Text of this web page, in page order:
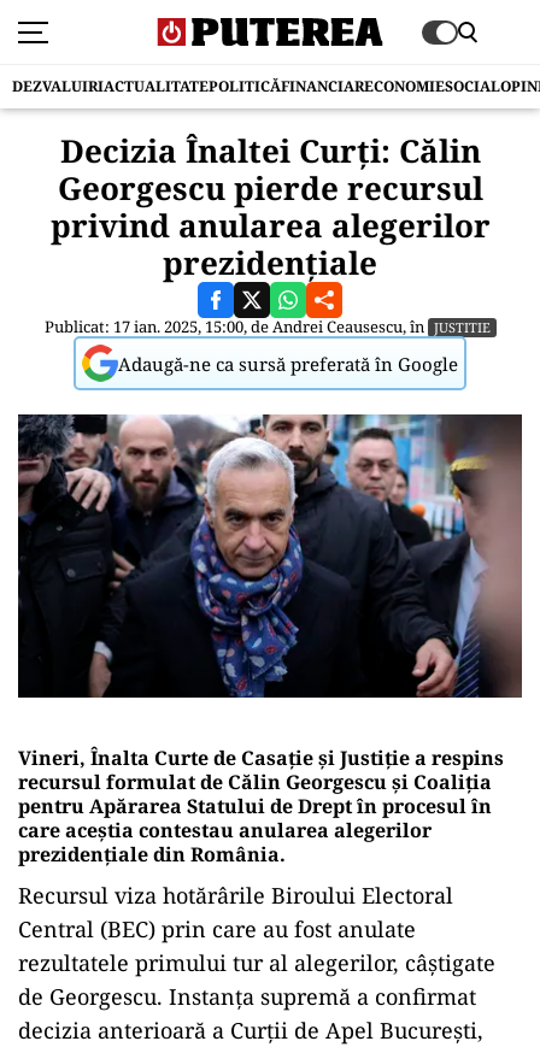
DEZVALUIRIACTUALITATEPOLITICĂFINANCIARECONOMIESOCIAL
Decizia Înaltei Curți: Călin
Georgescu pierde recursul
privind anularea alegerilor
prezidențiale
Publicat: 17 ian. 2025, 15:00, deAndrei Ceausescu, în JUSTITIE
Adaugă-ne ca sursă preferată în Google
Vineri, Înalta Curte de Casație și Justiție a respins
recursul formulat de Călin Georgescu și Coaliția
pentru Apărarea Statului de Drept în procesul în
care aceștia contestau anularea alegerilor
prezidențiale din România.
Recursul viza hotărârile Biroului Electoral
Central (BEC) prin care au fost anulate
rezultatele primului tur al alegerilor, câștigate
de Georgescu. Instanța supremă a confirmat
decizia anterioară a Curții de Apel București,